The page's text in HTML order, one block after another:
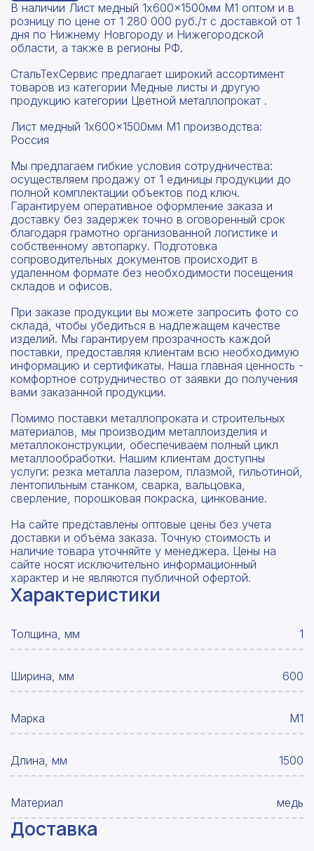
В наличии Лист медный 1x600x1500мм М1 оптом и в
розницу по цене от 1 280 000 руб./т с доставкой от 1
дня по Нижнему Новгороду и Нижегородской
области, а также в регионы РФ.
СтальТехСервис предлагает широкий ассортимент
товаров из категории Медные листы и другую
продукцию категории Цветной металлопрокат .
Лист медный 1x600x1500мм М1 производства:
Россия
Мы предлагаем гибкие условия сотрудничества:
осуществляем продажу от 1 единицы продукции до
полной комплектации объектов под ключ.
Гарантируем оперативное оформление заказа и
доставку без задержек точно в оговоренный срок
благодаря грамотно организованной логистике и
собственному автопарку. Подготовка
сопроводительных документов происходит в
удаленном формате без необходимости посещения
складов и офисов.
При заказе продукции вы можете запросить фото со
склада, чтобы убедиться в надлежащем качестве
изделий. Мы гарантируем прозрачность каждой
поставки, предоставляя клиентам всю необходимую
информацию и сертификаты. Наша главная ценность -
комфортное сотрудничество от заявки до получения
вами заказанной продукции.
Помимо поставки металлопроката и строительных
материалов, мы производим металлоизделия и
металлоконструкции, обеспечиваем полный цикл
металлообработки. Нашим клиентам доступны
услуги: резка металла лазером, плазмой, гильотиной,
лентопильным станком, сварка, вальцовка,
сверление, порошковая покраска, цинкование.
На сайте представлены оптовые цены без учета
доставки и объёма заказа. Точную стоимость и
наличие товара уточняйте у менеджера. Цены на
сайте носят исключительно информационный
характер и не являются публичной офертой.
Характеристики
Толщина, мм 1
Ширина, мм 600
Марка М1
Длина, мм 1500
Материал медь
Доставка